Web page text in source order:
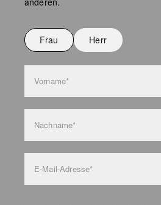
Nicht waschen
Frau Herr
Vorname*
Nachname*
E-Mail-Adresse*